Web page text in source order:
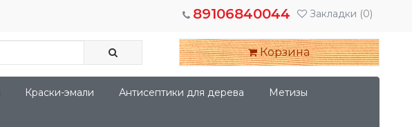
Закладки (0)
89106840044
Корзина
Краски-эмали Антисептики для дерева Метизы